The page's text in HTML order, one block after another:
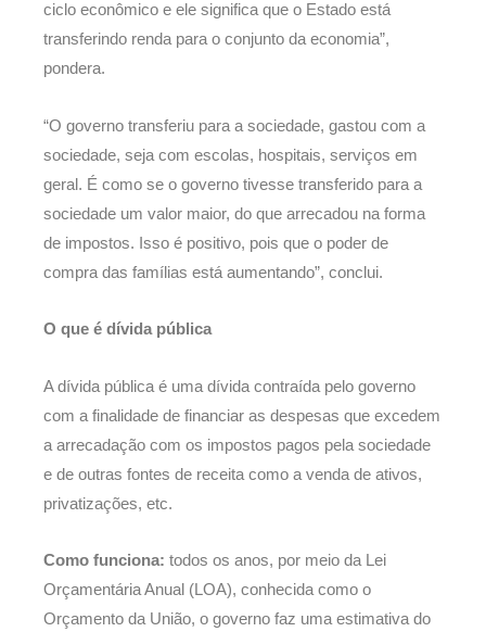
ciclo econômico e ele significa que o Estado está
transferindo renda para o conjunto da economia”,
pondera.
“O governo transferiu para a sociedade, gastou com a
sociedade, seja com escolas, hospitais, serviços em
geral. É como se o governo tivesse transferido para a
sociedade um valor maior, do que arrecadou na forma
de impostos. Isso é positivo, pois que o poder de
compra das famílias está aumentando”, conclui.
O que é dívida pública
A dívida pública é uma dívida contraída pelo governo
com a finalidade de financiar as despesas que excedem
a arrecadação com os impostos pagos pela sociedade
e de outras fontes de receita como a venda de ativos,
privatizações, etc.
Como funciona: todos os anos, por meio da Lei
Orçamentária Anual (LOA), conhecida como o
Orçamento da União, o governo faz uma estimativa do